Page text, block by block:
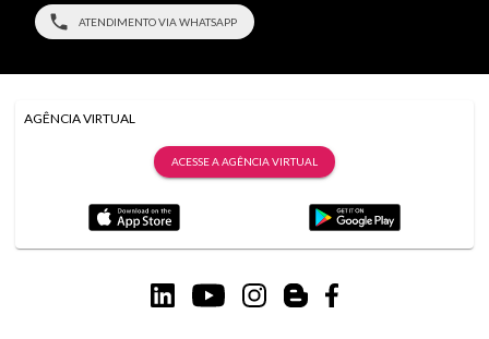
ATENDIMENTO VIA WHATSAPP
AGÊNCIA VIRTUAL
ACESSE A AGÊNCIA VIRTUAL